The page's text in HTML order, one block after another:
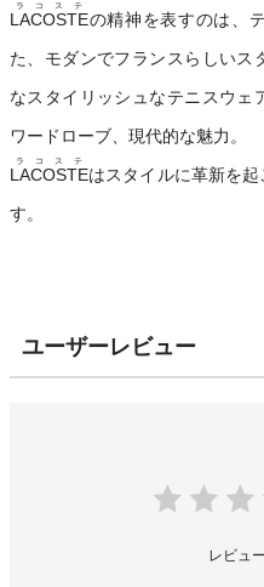
LACOSTE
ラコステ
の精神を表すのは、
た、モダンでフランスらしいス
なスタイリッシュなテニスウェ
ワードローブ、現代的な魅力。
LACOSTE
ラコステ
はスタイルに革新を
す。
ユーザーレビュー
レビュ